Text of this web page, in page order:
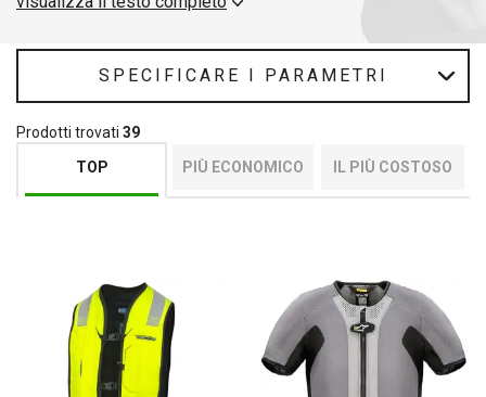
SPECIFICARE I PARAMETRI
Prodotti trovati 39
TOP
PIÙ ECONOMICO IL PIÙ COSTOSO